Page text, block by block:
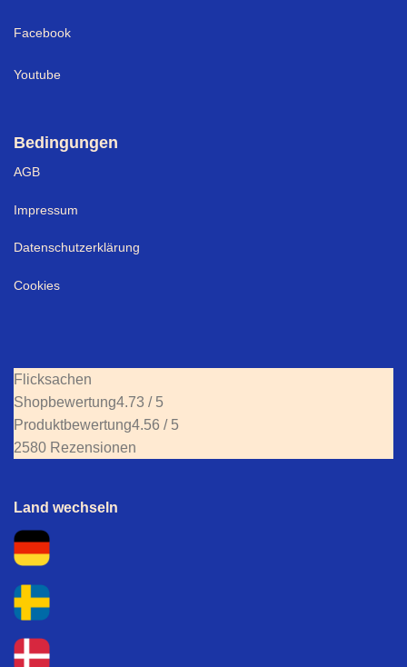
Facebook
Youtube
Bedingungen
AGB
Impressum
Datenschutzerklärung
Cookies
Flicksachen
Shopbewertung4.73 / 5
Produktbewertung4.56 / 5
2580 Rezensionen
Land wechseln